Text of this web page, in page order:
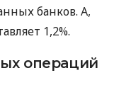
банков. А,
1,2%.
операций